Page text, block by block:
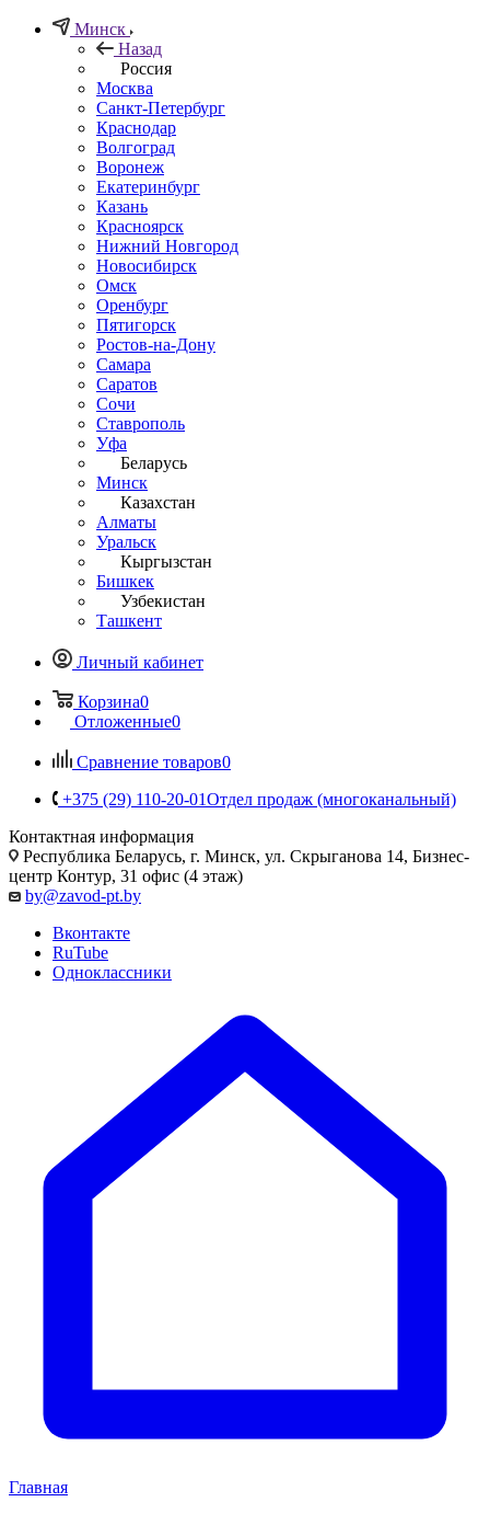
Минск
Назад
Россия
Москва
Санкт-Петербург
Краснодар
Волгоград
Воронеж
Екатеринбург
Казань
Красноярск
Нижний Новгород
Новосибирск
Омск
Оренбург
Пятигорск
Ростов-на-Дону
Самара
Саратов
Сочи
Ставрополь
Уфа
Беларусь
Минск
Казахстан
Алматы
Уральск
Кыргызстан
Бишкек
Узбекистан
Ташкент
Личный кабинет
Корзина0
Отложенные0
Сравнение товаров0
+375 (29) 110-20-01Отдел продаж (многоканальный)
Контактная информация
Республика Беларусь, г. Минск, ул. Скрыганова 14, Бизнес-
центр Контур, 31 офис (4 этаж)
by@zavod-pt.by
Вконтакте
RuTube
Одноклассники
Главная